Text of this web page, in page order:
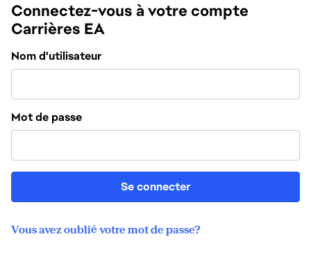
Connectez-vous à votre compte
Carrières EA
Connexion
Nom d'utilisateur
Mot de passe
Se connecter
Vous avez oublié votre mot de passe?